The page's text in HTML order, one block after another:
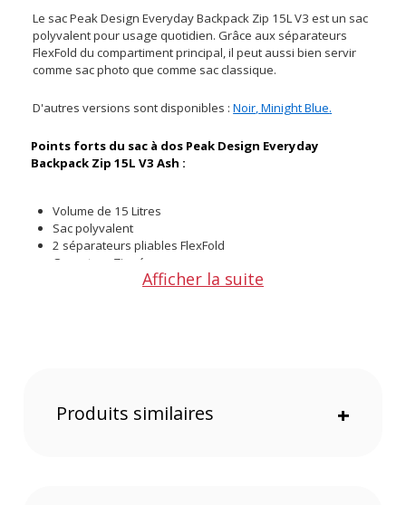
Le sac Peak Design Everyday Backpack Zip 15L V3 est un sac
polyvalent pour usage quotidien. Grâce aux séparateurs
FlexFold du compartiment principal, il peut aussi bien servir
comme sac photo que comme sac classique.
D'autres versions sont disponibles :Noir,Minight Blue.
Points forts du sac à dos Peak Design Everyday
Backpack Zip 15L V3 Ash :
Volume de 15 Litres
Sac polyvalent
2 séparateurs pliables FlexFold
Ouverture Zippée
Attaches externes pour trépied ou effets personnels
Afficher la suite
Produits similaires +